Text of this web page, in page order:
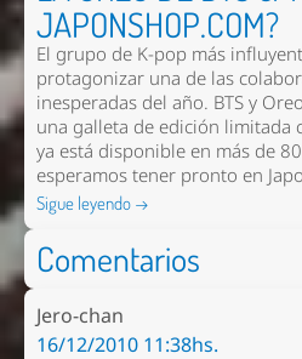
JAPONSHOP.COM?
El grupo de K-pop más
protagonizar una de las
inesperadas del año. BTS y
una galleta de edición limitada
ya está disponible en más de
esperamos tener pronto en
Sigue leyendo →
Comentarios
Jero-chan
16/12/2010 11:38hs.